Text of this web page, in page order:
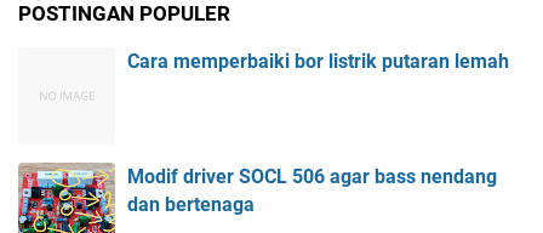
POSTINGAN POPULER
Cara memperbaiki bor listrik putaran lemah
Modif driver SOCL 506 agar bass nendang
dan bertenaga